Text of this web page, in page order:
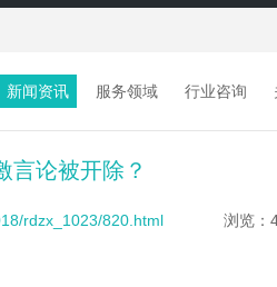
新闻资讯 服务领域 行业咨询
言论被开除？
rdzx_1023/820.html 浏览：